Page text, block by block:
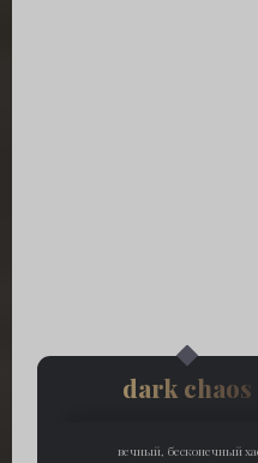
вечный, бесконечный
автор:
dark chaos